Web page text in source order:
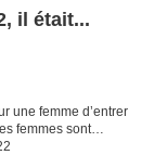
il était...
une femme d’entrer
femmes sont…